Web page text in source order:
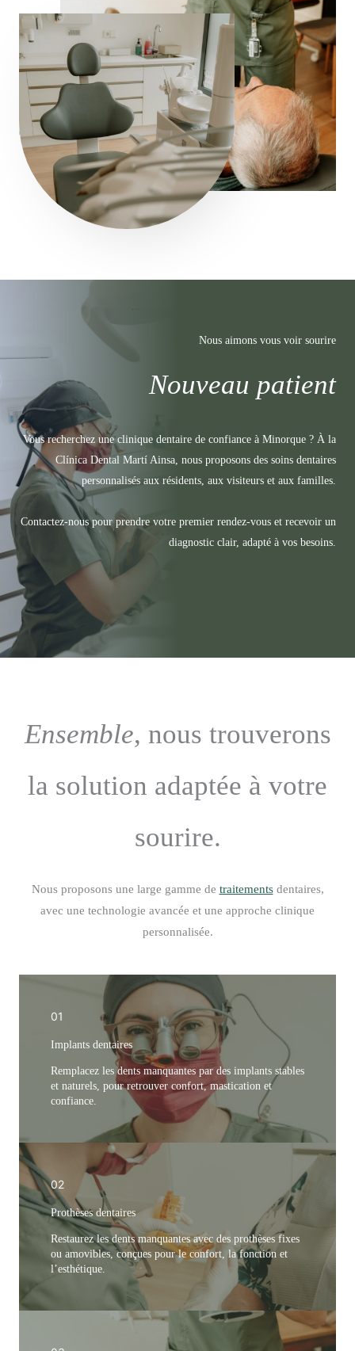
Nous aimons vous voir sourire
Nouveau patient
Vous recherchez une clinique dentaire de confiance à Minorque ? À la
Clínica Dental Martí Ainsa, nous proposons des soins dentaires
personnalisés aux résidents, aux visiteurs et aux familles.
Contactez-nous pour prendre votre premier rendez-vous et recevoir un
diagnostic clair, adapté à vos besoins.
Ensemble, nous trouverons
la solution adaptée à votre
sourire.
Nous proposons une large gamme de traitementsdentaires,
avec une technologie avancée et une approche clinique
personnalisée.
01
Implants dentaires
Remplacez les dents manquantes par des implants stables
et naturels, pour retrouver confort, mastication et
confiance.
02
Prothèses dentaires
Restaurez les dents manquantes avec des prothèses fixes
ou amovibles, conçues pour le confort, la fonction et
l’esthétique.